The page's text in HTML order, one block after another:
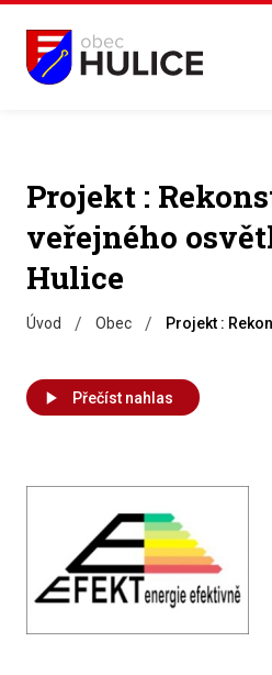
Projekt :
veřejného
Hulice
Úvod / Obec / Projekt :
Přečíst nahlas